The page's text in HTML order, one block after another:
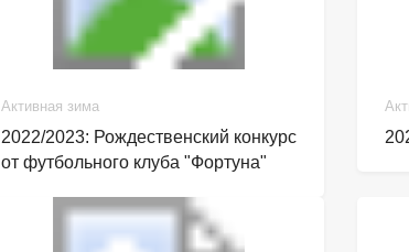
Активная зима
2022/2023: Рождественский конкурс
от футбольного клуба "Фортуна"